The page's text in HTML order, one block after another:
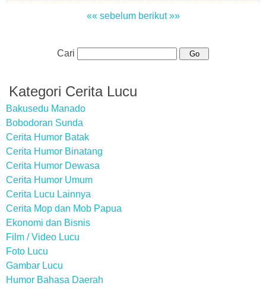
«« sebelum berikut »»
Cari
Kategori Cerita Lucu
Bakusedu Manado
Bobodoran Sunda
Cerita Humor Batak
Cerita Humor Binatang
Cerita Humor Dewasa
Cerita Humor Umum
Cerita Lucu Lainnya
Cerita Mop dan Mob Papua
Ekonomi dan Bisnis
Film / Video Lucu
Foto Lucu
Gambar Lucu
Humor Bahasa Daerah